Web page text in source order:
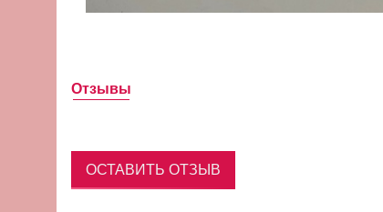
Отзывы
ОСТАВИТЬ ОТЗЫВ